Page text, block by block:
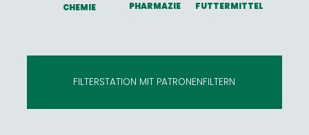
CHEMIE PHARMAZIE FUTTERMITTEL
FILTERSTATION MIT PATRONENFILTERN